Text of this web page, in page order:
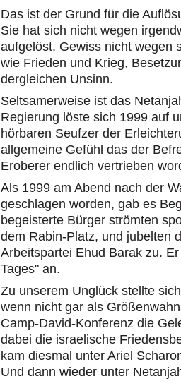
Das ist der Grund für die
Sie hat sich nicht wegen
aufgelöst. Gewiss nicht wegen
wie Frieden und Krieg,
dergleichen Unsinn.
Seltsamerweise ist das
Regierung löste sich 1999 auf
hörbaren Seufzer der
allgemeine Gefühl das der
Eroberer endlich vertrieben
Als 1999 am Abend nach der
geschlagen worden, gab es
begeisterte Bürger strömten
dem Rabin-Platz, und jubelten
Arbeitspartei Ehud Barak zu.
Tages" an.
Zu unserem Unglück stellte
wenn nicht gar als
Camp-David-Konferenz die
dabei die israelische
kam diesmal unter Ariel
Und dann wieder unter